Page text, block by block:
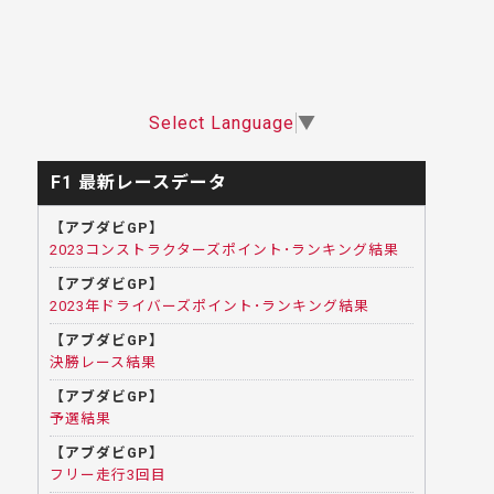
Select Language ▼
F1 最新レースデータ
【アブダビGP】
2023コンストラクターズポイント･ランキング結果
【アブダビGP】
2023年ドライバーズポイント･ランキング結果
【アブダビGP】
決勝レース結果
【アブダビGP】
予選結果
【アブダビGP】
フリー走行3回目